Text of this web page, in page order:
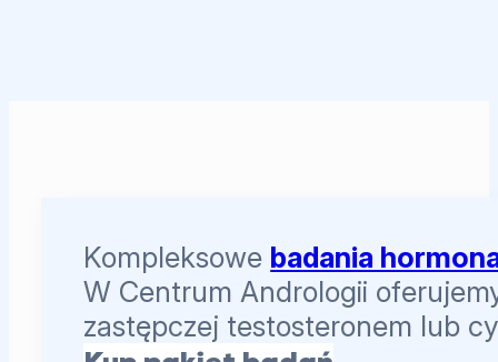
Kompleksowe badania
W Centrum Andrologii
zastępczej testosteronem lub